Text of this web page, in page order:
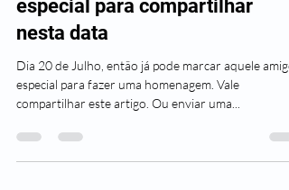
20 de jul. de 2022
1 min de leitura
Dia do Amigo: Veja mensagem
especial para compartilhar
nesta data
Dia 20 de Julho, então já pode marcar aquele amigo